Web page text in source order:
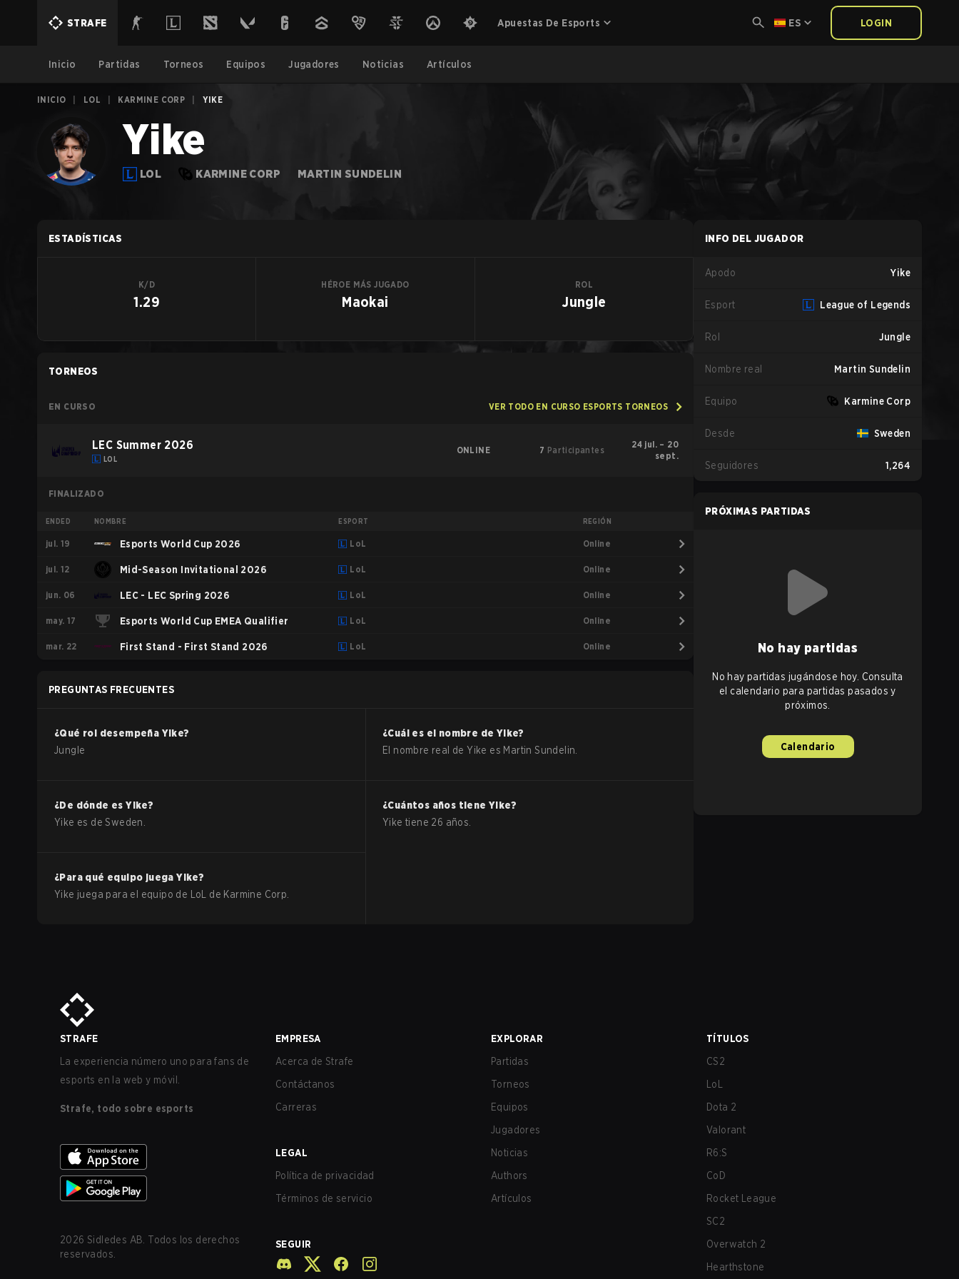
STRAFE Apuestas De Esports ES LOGIN
Inicio Partidas Torneos Equipos Jugadores Noticias Artículos
INICIO LOL KARMINE CORP YIKE
Yike
LOL KARMINE CORP MARTIN SUNDELIN
ESTADÍSTICAS
K/D
1.29
HÉROE MÁS JUGADO
Maokai
ROL
Jungle
TORNEOS
EN CURSO VER TODO EN CURSO ESPORTS TORNEOS
LEC Summer 2026
LOL
ONLINE 7 Participantes
24 jul. – 20
sept.
FINALIZADO
ENDED NOMBRE ESPORT REGIÓN
jul. 19 Esports World Cup 2026 LoL Online
jul. 12 Mid-Season Invitational 2026 LoL Online
jun. 06 LEC - LEC Spring 2026 LoL Online
may. 17 Esports World Cup EMEA Qualifier LoL Online
mar. 22 First Stand - First Stand 2026 LoL Online
PREGUNTAS FRECUENTES
¿Qué rol desempeña Yike?
Jungle
¿Cuál es el nombre de Yike?
El nombre real deYike es Martin Sundelin
¿De dónde esYike?
Yike es deSweden
¿Cuántos años tiene Yike?
Yike tiene 26 años.
¿Para qué equipo juegaYike?
Yike juega para el equipo de LoL de Karmine Corp
INFO DEL JUGADOR
Apodo Yike
Esport League of Legends
Rol Jungle
Nombre real Martin Sundelin
Equipo Karmine Corp
Desde Sweden
Seguidores 1,264
PRÓXIMAS PARTIDAS
No hay partidas
No hay partidas jugándose hoy. Consulta
el calendario para partidas pasados y
próximos.
Calendario
STRAFE
La experiencia número uno para fans de
esports en la web y móvil.
Strafe, todo sobre esports
2026 Sidledes AB. Todos los derechos
reservados.
EMPRESA
Acerca de Strafe
Contáctanos
Carreras
LEGAL
Política de privacidad
Términos de servicio
SEGUIR
EXPLORAR
Partidas
Torneos
Equipos
Jugadores
Noticias
Authors
Artículos
TÍTULOS
CS2
LoL
Dota 2
Valorant
R6:S
CoD
Rocket League
SC2
Overwatch 2
Hearthstone